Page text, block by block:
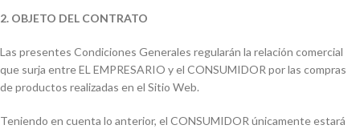
2. OBJETO DEL CONTRATO
Las presentes Condiciones Generales regularán la relación comercial
que surja entre EL EMPRESARIO y el CONSUMIDOR por las compras
de productos realizadas en el Sitio Web.
Teniendo en cuenta lo anterior, el CONSUMIDOR únicamente estará